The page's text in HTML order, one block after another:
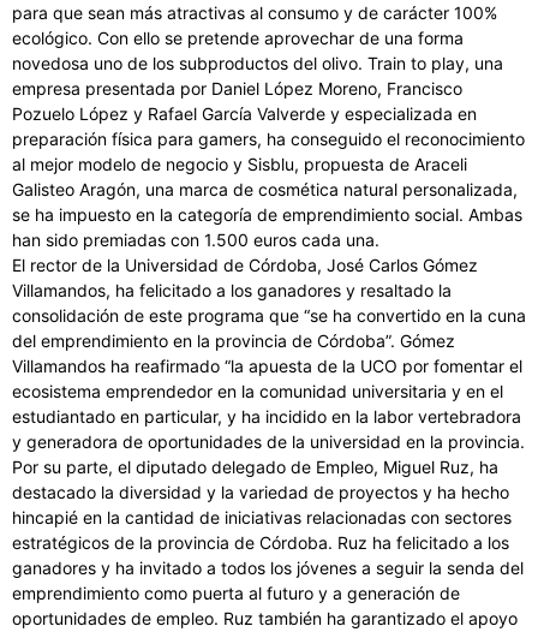
para que sean más atractivas al consumo y de carácter 100%
ecológico. Con ello se pretende aprovechar de una forma
novedosa uno de los subproductos del olivo. Train to play, una
empresa presentada por Daniel López Moreno, Francisco
Pozuelo López y Rafael García Valverde y especializada en
preparación física para gamers, ha conseguido el reconocimiento
al mejor modelo de negocio y Sisblu, propuesta de Araceli
Galisteo Aragón, una marca de cosmética natural personalizada,
se ha impuesto en la categoría de emprendimiento social. Ambas
han sido premiadas con 1.500 euros cada una.
El rector de la Universidad de Córdoba, José Carlos Gómez
Villamandos, ha felicitado a los ganadores y resaltado la
consolidación de este programa que “se ha convertido en la cuna
del emprendimiento en la provincia de Córdoba”. Gómez
Villamandos ha reafirmado “la apuesta de la UCO por fomentar el
ecosistema emprendedor en la comunidad universitaria y en el
estudiantado en particular, y ha incidido en la labor vertebradora
y generadora de oportunidades de la universidad en la provincia.
Por su parte, el diputado delegado de Empleo, Miguel Ruz, ha
destacado la diversidad y la variedad de proyectos y ha hecho
hincapié en la cantidad de iniciativas relacionadas con sectores
estratégicos de la provincia de Córdoba. Ruz ha felicitado a los
ganadores y ha invitado a todos los jóvenes a seguir la senda del
emprendimiento como puerta al futuro y a generación de
oportunidades de empleo. Ruz también ha garantizado el apoyo